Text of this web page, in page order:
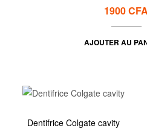
1900CFA
AJOUTER AU
Dentifrice Colgate cavity